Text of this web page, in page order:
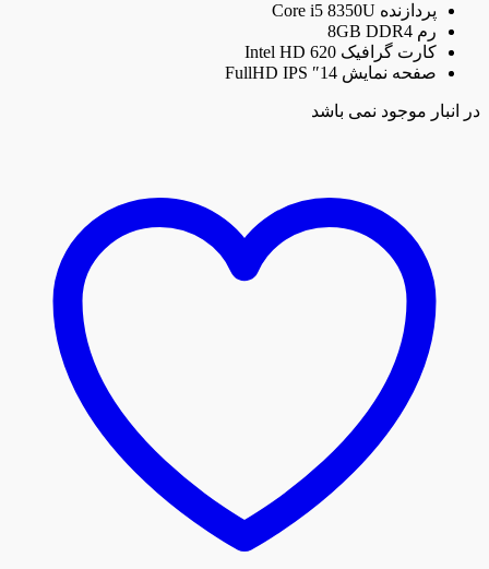
پردازنده Core i5 8350U
رم 8GB DDR4
کارت گرافیک Intel HD 620
صفحه نمایش 14″ FullHD IPS
در انبار موجود نمی باشد